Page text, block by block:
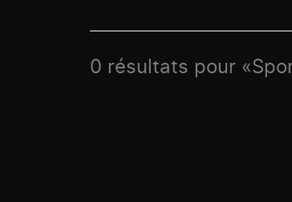
0 résultats pour